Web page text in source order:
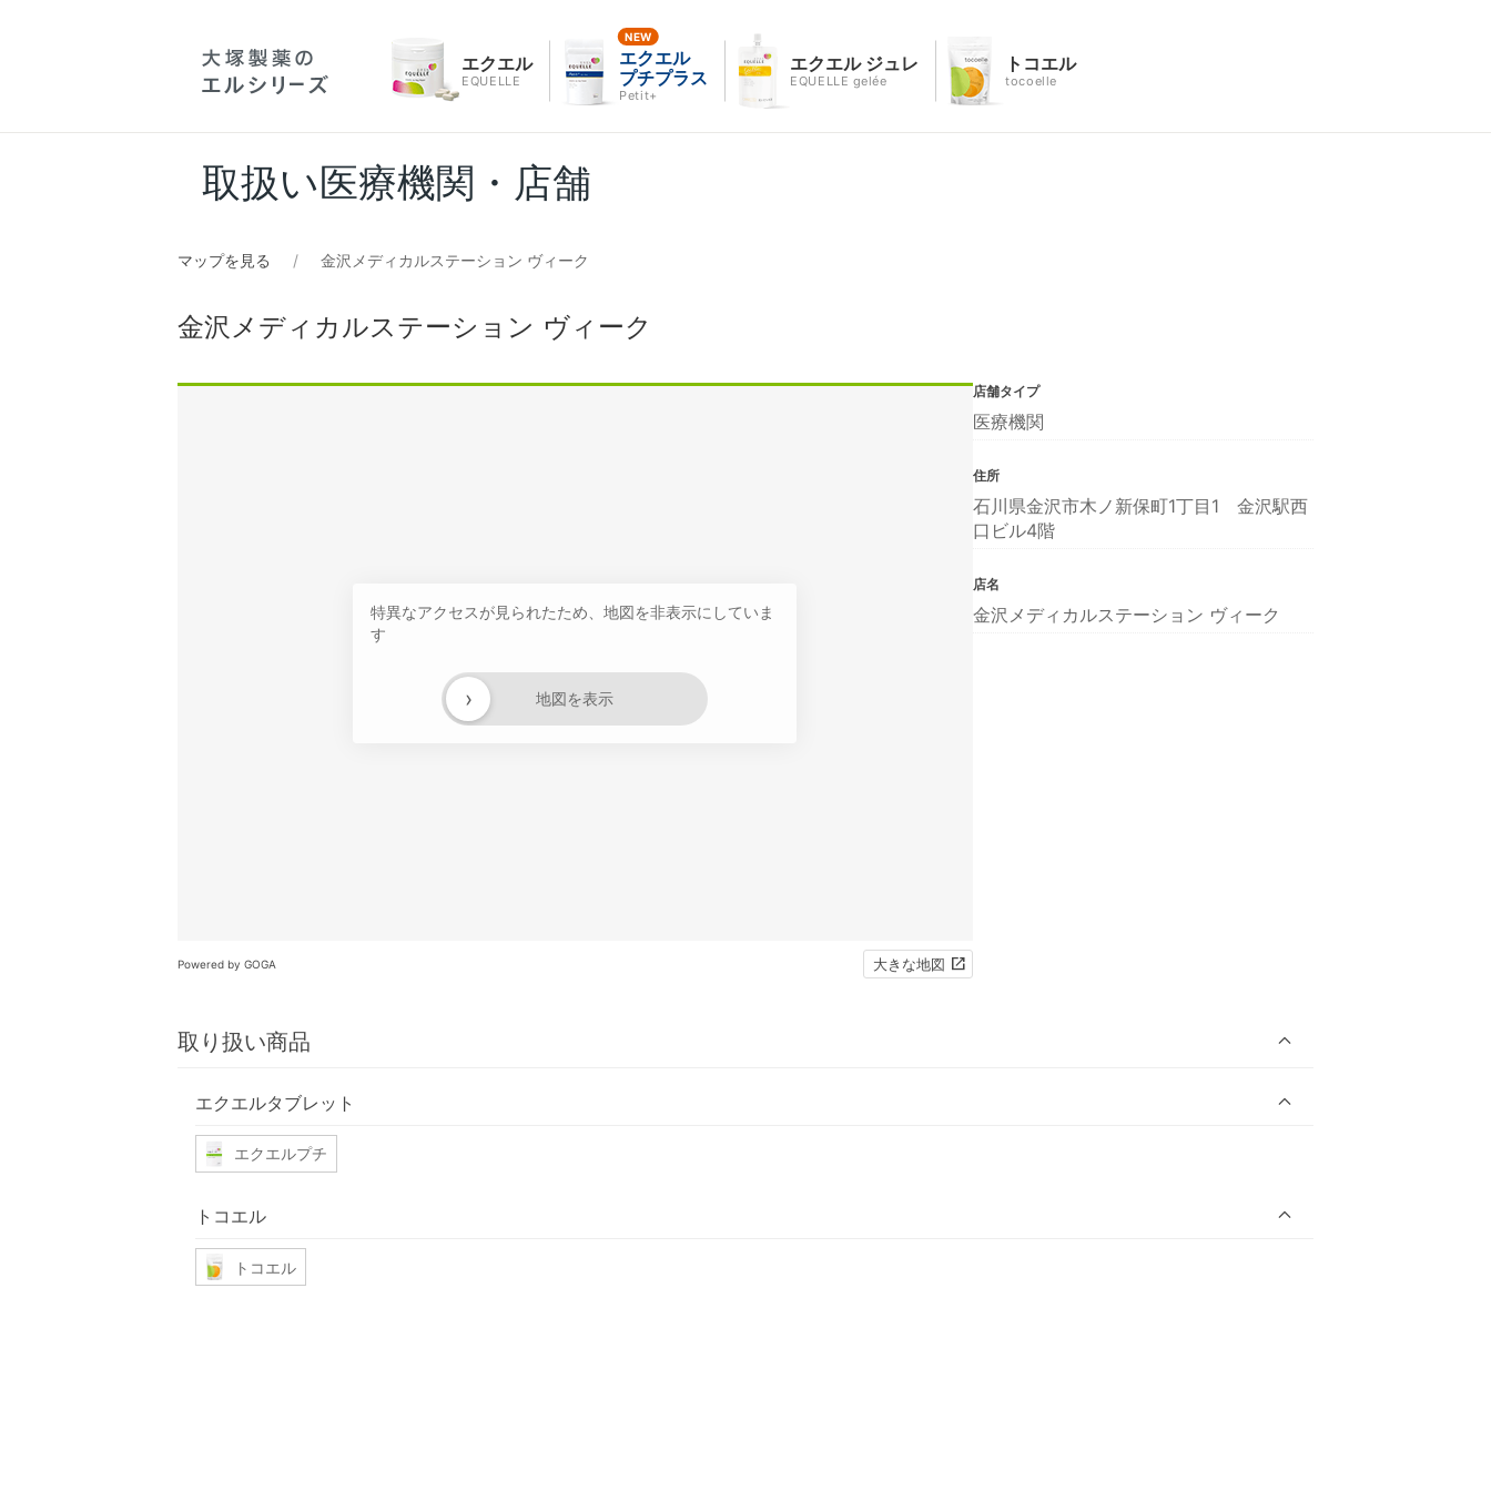
エクエル
EQUELLE
エクエル
プチプラス
Petit+
エクエル ジュレ
EQUELLE gelée
トコエル
tocoelle
取扱い医療機関・店舗
マップを見る 金沢メディカルステーション ヴィーク
金沢メディカルステーション ヴィーク
特異なアクセスが見られたため、地図を非表示にしていま
す
地図を表示
›
Powered by GOGA 大きな地図
取り扱い商品
エクエルタブレット
エクエルプチ
トコエル
トコエル
店舗タイプ
医療機関
住所
石川県金沢市木ノ新保町1丁目1 金沢駅西
口ビル4階
店名
金沢メディカルステーション ヴィーク